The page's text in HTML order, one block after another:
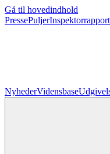
Gå til hovedindhold
PressePuljer
NyhederVidensbase